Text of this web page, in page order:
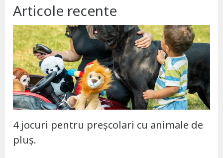
Articole recente
4 jocuri pentru preșcolari cu animale de
pluș.